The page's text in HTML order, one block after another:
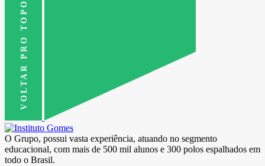
VOLTAR PRO TOPO
O Grupo, possui vasta experiência, atuando no segmento
educacional, com mais de 500 mil alunos e 300 polos espalhados em
todo o Brasil.